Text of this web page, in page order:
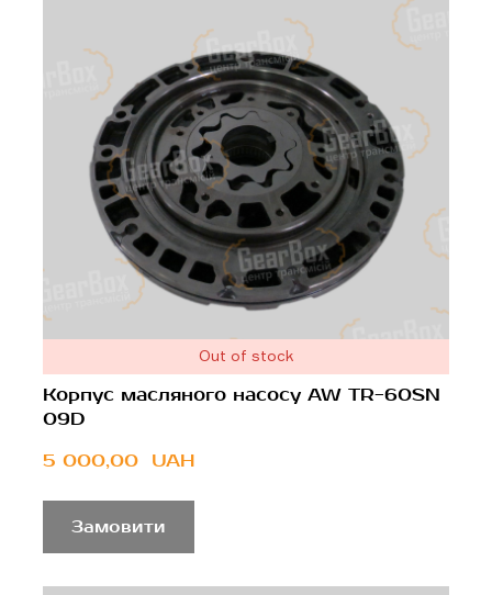
Out of stock
Корпус масляного насосу AW TR-60SN
09D
5 000,00  UAH
Замовити